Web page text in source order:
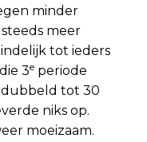
minder
meer
tot ieders
3eperiode
tot 30
niks op.
moeizaam.